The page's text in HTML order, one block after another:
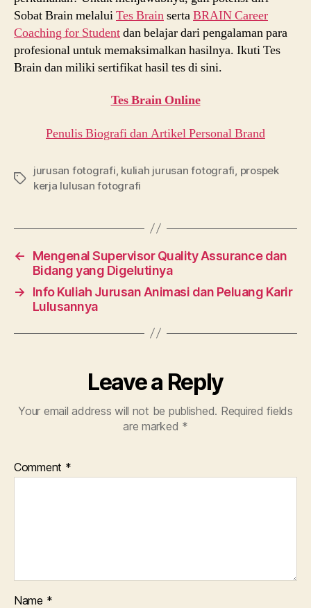
Sobat Brain melaluiTes BrainsertaBRAIN Career
Coaching for Studentdan belajar dari pengalaman para
profesional untuk memaksimalkan hasilnya. Ikuti Tes
Brain dan miliki sertifikat hasil tes di sini.
Tes Brain Online
Penulis Biografi dan Artikel Personal Brand
Tags
jurusan fotografi kuliah jurusan fotografi prospek
kerja lulusan fotografi
←
Mengenal Supervisor Quality Assurance dan
Bidang yang Digelutinya
→
Info Kuliah Jurusan Animasi dan Peluang Karir
Lulusannya
Leave a Reply
Your email address will not be published. Required fields
are marked *
Comment *
Name *